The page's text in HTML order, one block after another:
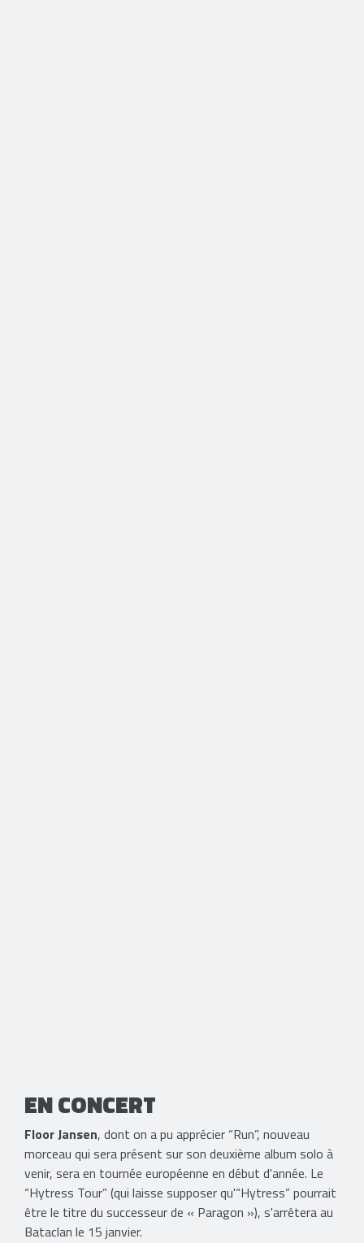
EN CONCERT
Floor Jansen, dont on a pu apprécier “Run”, nouveau
morceau qui sera présent sur son deuxième album solo à
venir, sera en tournée européenne en début d'année. Le
“Hytress Tour” (qui laisse supposer qu'“Hytress” pourrait
être le titre du successeur de « Paragon »), s'arrêtera au
Bataclan le 15 janvier.